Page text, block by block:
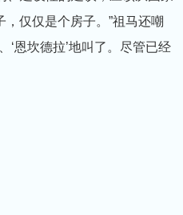
仅仅是个房子。”祖马还嘲
‘恩坎德拉’地叫了。尽管已经